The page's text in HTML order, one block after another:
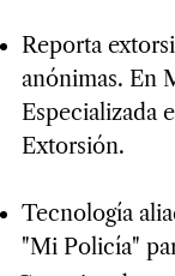
Reporta
anónimas. En
Especializada
Extorsión.
Tecnología
"Mi Policía"